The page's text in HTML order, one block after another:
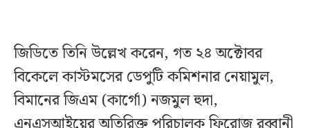
জিডিতে তিনি উল্লেখ করেন, গত ২৪ অক্টোবর
বিকেলে কাস্টমসের ডেপুটি কমিশনার নেয়ামুল,
বিমানের জিএম (কার্গো) নজমুল হুদা,